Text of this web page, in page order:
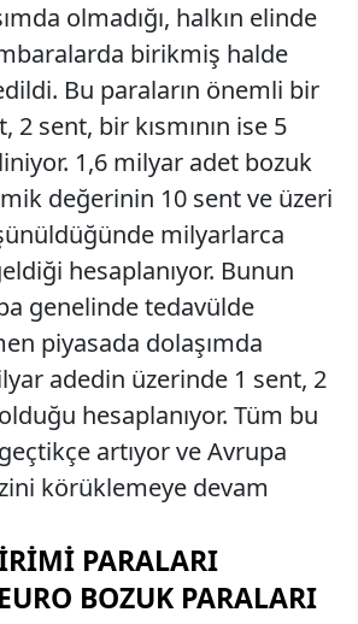
olmadığı, halkın elinde
birikmiş halde
Bu paraların önemli bir
2 sent, bir kısmının ise 5
1,6 milyar adet bozuk
değerinin 10 sent ve üzeri
milyarlarca
hesaplanıyor. Bunun
genelinde tedavülde
piyasada dolaşımda
adedin üzerinde 1 sent, 2
hesaplanıyor. Tüm bu
artıyor ve Avrupa
körüklemeye devam
PARALARI
BOZUK PARALARI